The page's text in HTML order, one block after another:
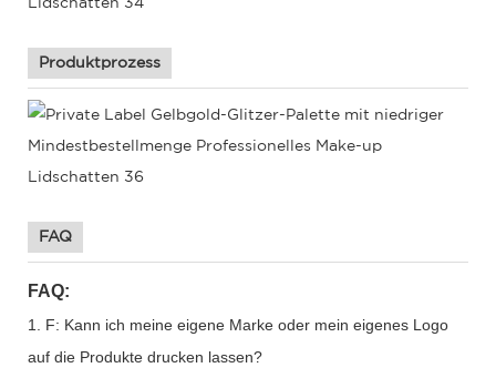
Produktprozess
FAQ
FAQ:
1. F: Kann ich meine eigene Marke oder mein eigenes Logo
auf die Produkte drucken lassen?